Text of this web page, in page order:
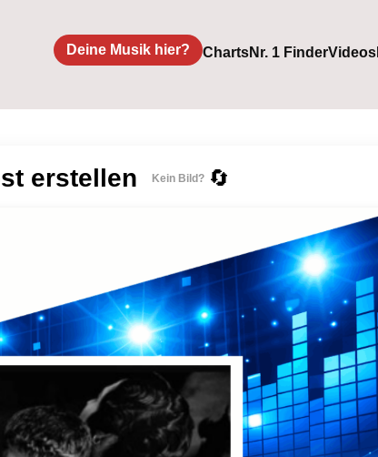
Deine Musik hier? ChartsNr. 1 FinderVideos
erstellen Kein Bild? 🔄